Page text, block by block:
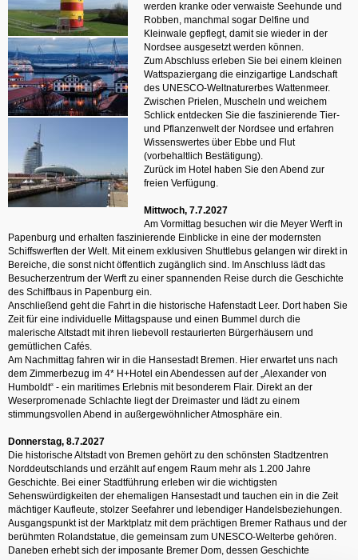
werden kranke oder verwaiste Seehunde und
Robben, manchmal sogar Delfine und
Kleinwale gepflegt, damit sie wieder in der
Nordsee ausgesetzt werden können.
Zum Abschluss erleben Sie bei einem kleinen
Wattspaziergang die einzigartige Landschaft
des UNESCO-Weltnaturerbes Wattenmeer.
Zwischen Prielen, Muscheln und weichem
Schlick entdecken Sie die faszinierende Tier-
und Pflanzenwelt der Nordsee und erfahren
Wissenswertes über Ebbe und Flut
(vorbehaltlich Bestätigung).
Zurück im Hotel haben Sie den Abend zur
freien Verfügung.
Mittwoch, 7.7.2027
Am Vormittag besuchen wir die Meyer Werft in
Papenburg und erhalten faszinierende Einblicke in eine der modernsten
Schiffswerften der Welt. Mit einem exklusiven Shuttlebus gelangen wir direkt in
Bereiche, die sonst nicht öffentlich zugänglich sind. Im Anschluss lädt das
Besucherzentrum der Werft zu einer spannenden Reise durch die Geschichte
des Schiffbaus in Papenburg ein.
Anschließend geht die Fahrt in die historische Hafenstadt Leer. Dort haben Sie
Zeit für eine individuelle Mittagspause und einen Bummel durch die
malerische Altstadt mit ihren liebevoll restaurierten Bürgerhäusern und
gemütlichen Cafés.
Am Nachmittag fahren wir in die Hansestadt Bremen. Hier erwartet uns nach
dem Zimmerbezug im 4* H+Hotel ein Abendessen auf der „Alexander von
Humboldt“ - ein maritimes Erlebnis mit besonderem Flair. Direkt an der
Weserpromenade Schlachte liegt der Dreimaster und lädt zu einem
stimmungsvollen Abend in außergewöhnlicher Atmosphäre ein.
Donnerstag, 8.7.2027
Die historische Altstadt von Bremen gehört zu den schönsten Stadtzentren
Norddeutschlands und erzählt auf engem Raum mehr als 1.200 Jahre
Geschichte. Bei einer Stadtführung erleben wir die wichtigsten
Sehenswürdigkeiten der ehemaligen Hansestadt und tauchen ein in die Zeit
mächtiger Kaufleute, stolzer Seefahrer und lebendiger Handelsbeziehungen.
Ausgangspunkt ist der Marktplatz mit dem prächtigen Bremer Rathaus und der
berühmten Rolandstatue, die gemeinsam zum UNESCO-Welterbe gehören.
Daneben erhebt sich der imposante Bremer Dom, dessen Geschichte